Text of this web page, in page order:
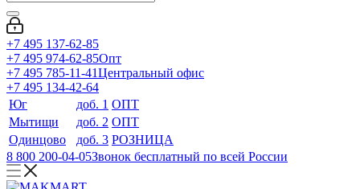
+7 495 137-62-85
+7 495 974-62-85Опт
+7 495 785-11-41Центральный офис
+7 495 134-42-64
Юг
доб. 1 ОПТ
Мытищи
доб. 2 ОПТ
Одинцово
доб. 3 РОЗНИЦА
8 800 200-04-05Звонок бесплатный по всей России